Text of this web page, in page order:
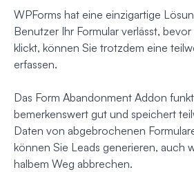
WPForms hat eine einzigartige
Benutzer Ihr Formular verlässt,
klickt, können Sie trotzdem eine
erfassen.
Das Form Abandonment Addon
bemerkenswert gut und speichert
Daten von abgebrochenen
können Sie Leads generieren, auch
halbem Weg abbrechen.